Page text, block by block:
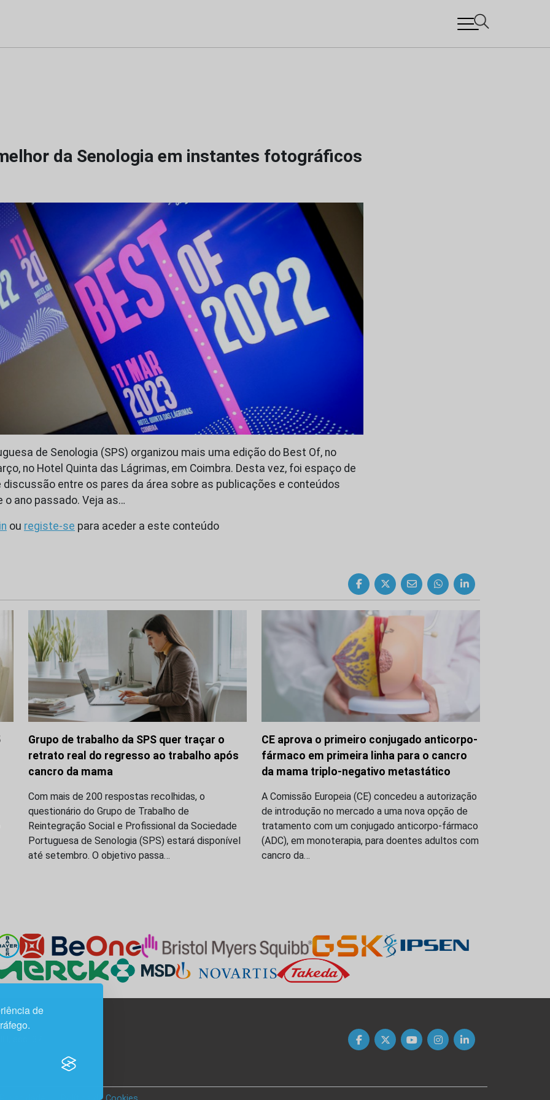
de
da Senologia em instantes fotográficos
de Senologia (SPS) organizou mais uma edição do Best Of, no
no Hotel Quinta das Lágrimas, em Coimbra. Desta vez, foi espaço de
discussão entre os pares da área sobre as publicações e conteúdos
o ano passado. Veja as…
ou registe-se para aceder a este conteúdo
Grupo de trabalho da SPS quer traçar o
retrato real do regresso ao trabalho após
cancro da mama
Com mais de 200 respostas recolhidas, o
questionário do Grupo de Trabalho de
Reintegração Social e Profissional da Sociedade
Portuguesa de Senologia (SPS) estará disponível
até setembro. O objetivo passa…
CE aprova o primeiro conjugado anticorpo-
fármaco em primeira linha para o cancro
da mama triplo-negativo metastático
A Comissão Europeia (CE) concedeu a autorização
de introdução no mercado a uma nova opção de
tratamento com um conjugado anticorpo-fármaco
(ADC), em monoterapia, para doentes adultos com
cancro da…